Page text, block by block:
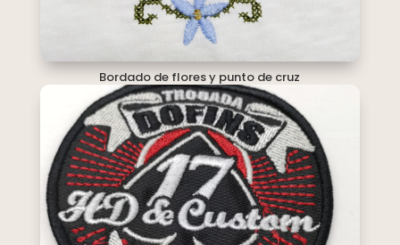
Bordado de flores y punto de cruz